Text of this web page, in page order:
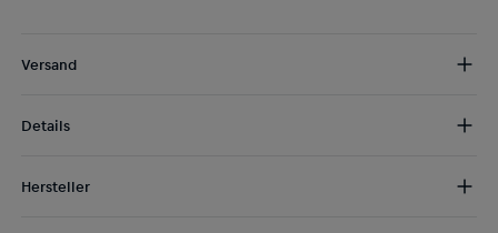
Versand
DE/AT:€ 5 (2-5 Tage)
Details
Hersteller